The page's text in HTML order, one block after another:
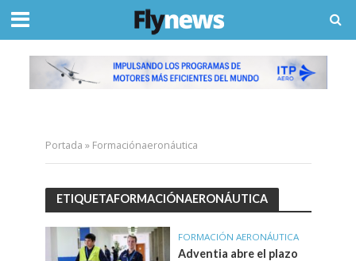
Portada » Formaciónaeronáutica
ETIQUETAFORMACIÓNAERONÁUTICA
FORMACIÓN AERONÁUTICA
Adventia abre el plazo